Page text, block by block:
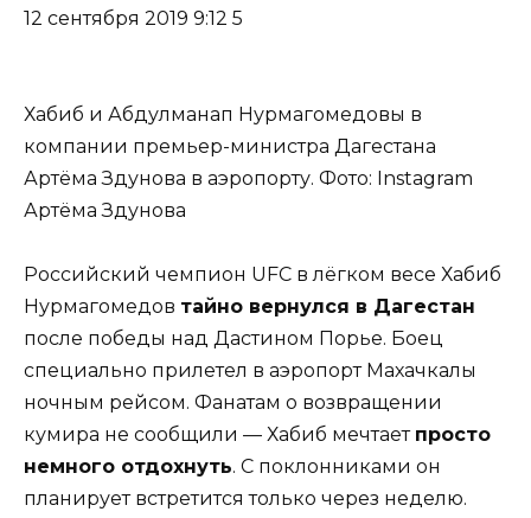
12 сентября 2019 9:12 5
Хабиб и Абдулманап Нурмагомедовы в
компании премьер-министра Дагестана
Артёма Здунова в аэропорту. Фото: Instagram
Артёма Здунова
Российский чемпион UFC в лёгком весе Хабиб
Нурмагомедов тайно вернулся в Дагестан
после победы над Дастином Порье. Боец
специально прилетел в аэропорт Махачкалы
ночным рейсом. Фанатам о возвращении
кумира не сообщили — Хабиб мечтает просто
немного отдохнуть. С поклонниками он
планирует встретится только через неделю.